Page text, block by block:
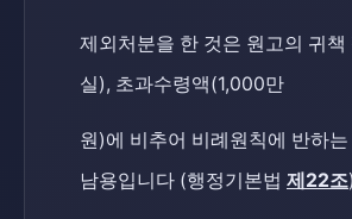
제외처분을 한 것은 원고의 귀책
실), 초과수령액(1,000만
원)에 비추어 비례원칙에 반하는
남용입니다 (행정기본법 제22조